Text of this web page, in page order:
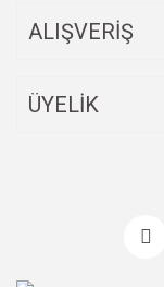
ALIŞVERİŞ
ÜYELİK